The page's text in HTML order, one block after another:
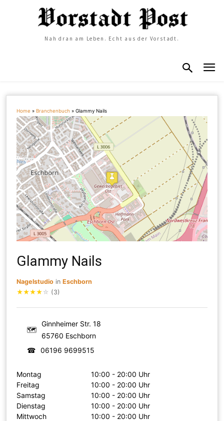
Nah dran am Leben. Echt aus der Vorstadt.
Home »Branchenbuch »Glammy Nails
Glammy Nails
Nagelstudio inEschborn
★★★★ ☆ (3)
🗺
Ginnheimer Str. 18
65760 Eschborn
☎
06196 9699515
Montag
10:00 - 20:00 Uhr
Freitag
10:00 - 20:00 Uhr
Samstag
10:00 - 20:00 Uhr
Dienstag
10:00 - 20:00 Uhr
Mittwoch
10:00 - 20:00 Uhr